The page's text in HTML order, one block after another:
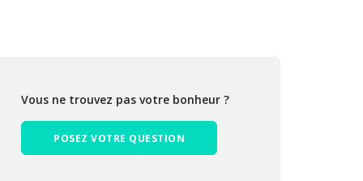
Vous ne trouvez pas votre bonheur ?
POSEZ VOTRE QUESTION